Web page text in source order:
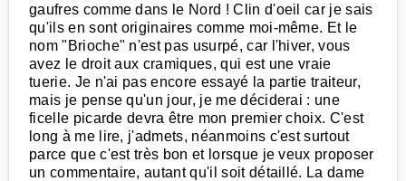
gaufres comme dans le Nord ! Clin d'oeil car je sais
qu'ils en sont originaires comme moi-même. Et le
nom "Brioche" n'est pas usurpé, car l'hiver, vous
avez le droit aux cramiques, qui est une vraie
tuerie. Je n'ai pas encore essayé la partie traiteur,
mais je pense qu'un jour, je me déciderai : une
ficelle picarde devra être mon premier choix. C'est
long à me lire, j'admets, néanmoins c'est surtout
parce que c'est très bon et lorsque je veux proposer
un commentaire, autant qu'il soit détaillé. La dame